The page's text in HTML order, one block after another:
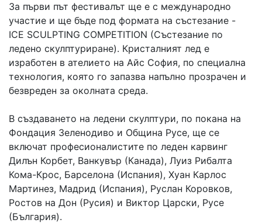
За първи път фестивалът ще е с международно
участие и ще бъде под формата на състезание -
ICE SCULPTING COMPETITION (Състезание по
ледено скулптуриране). Кристалният лед е
изработен в ателието на Айс София, по специална
технология, която го запазва напълно прозрачен и
безвреден за околната среда.
В създаването на ледени скулптури, по покана на
Фондация Зеленодиво и Община Русе, ще се
включат професионалистите по леден карвинг
Дилън Корбет, Ванкувър (Канада), Луиз Рибалта
Кома-Крос, Барселона (Испания), Хуан Карлос
Мартинез, Мадрид (Испания), Руслан Коровков,
Ростов на Дон (Русия) и Виктор Царски, Русе
(България).